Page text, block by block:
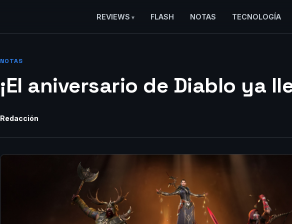
REVIEWS FLASH NOTAS TECNOLOGÍA
NOTAS
¡El aniversario de Diablo ya
Redacción